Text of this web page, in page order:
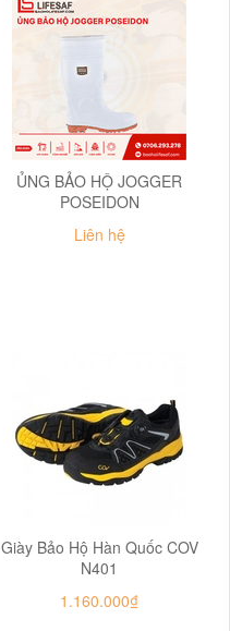
ỦNG BẢO HỘ JOGGER
POSEIDON
Liên hệ
Giày Bảo Hộ Hàn Quốc COV
N401
1.160.000₫